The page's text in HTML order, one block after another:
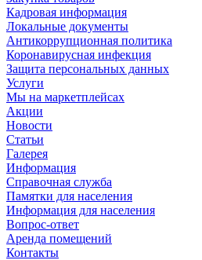
Кадровая информация
Локальные документы
Антикоррупционная политика
Коронавирусная инфекция
Защита персональных данных
Услуги
Мы на маркетплейсах
Акции
Новости
Статьи
Галерея
Информация
Справочная служба
Памятки для населения
Информация для населения
Вопрос-ответ
Аренда помещений
Контакты